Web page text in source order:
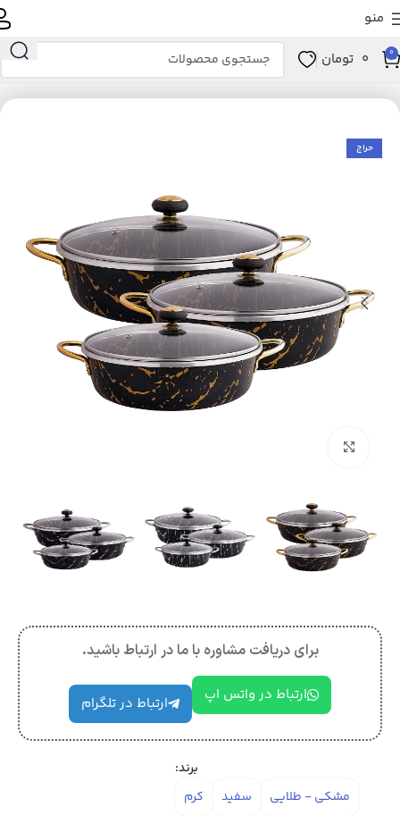
منو
0
0 تومان
و آشپزخانه آشپزخانه لوازم پخت و پز
حراج
برای دریافت مشاوره با ما در ارتباط باشید.
ارتباط در واتس اپ ارتباط در تلگرام
برند:
مشکی - طلایی
سفید کرم